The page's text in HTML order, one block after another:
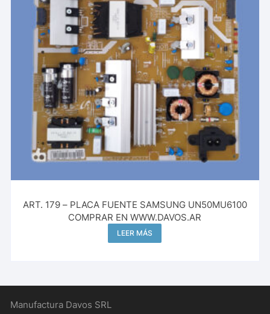
ART. 179 – PLACA FUENTE SAMSUNG UN50MU6100
COMPRAR EN WWW.DAVOS.AR
LEER MÁS
Manufactura Davos SRL